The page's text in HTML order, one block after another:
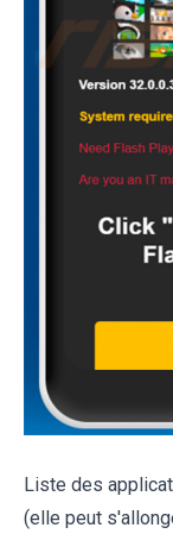
Liste des
(elle peut